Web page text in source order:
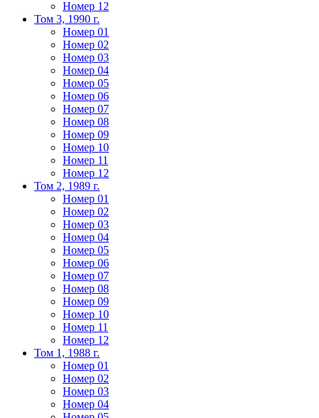
Номер 12
Том 3, 1990 г.
Номер 01
Номер 02
Номер 03
Номер 04
Номер 05
Номер 06
Номер 07
Номер 08
Номер 09
Номер 10
Номер 11
Номер 12
Том 2, 1989 г.
Номер 01
Номер 02
Номер 03
Номер 04
Номер 05
Номер 06
Номер 07
Номер 08
Номер 09
Номер 10
Номер 11
Номер 12
Том 1, 1988 г.
Номер 01
Номер 02
Номер 03
Номер 04